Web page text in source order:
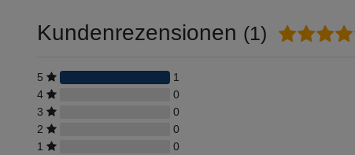
Kundenrezensionen (1)
5
1
4
0
3
0
2
0
1
0